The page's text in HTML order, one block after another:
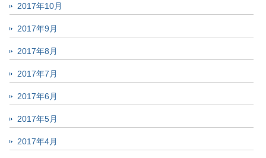
2017年10月
2017年9月
2017年8月
2017年7月
2017年6月
2017年5月
2017年4月